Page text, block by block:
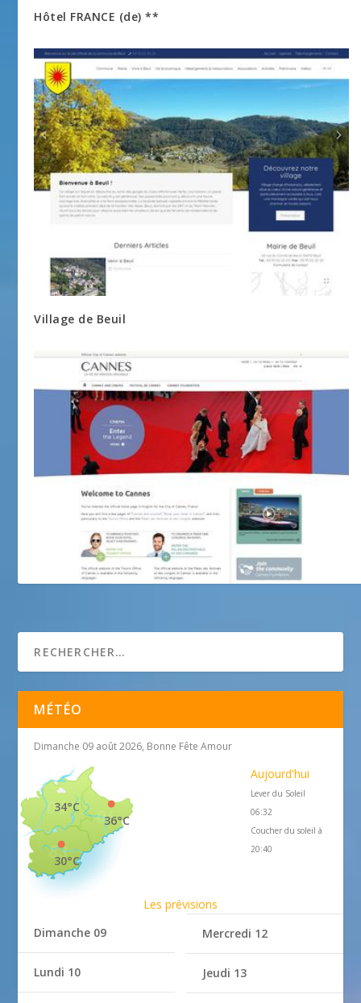
Hôtel FRANCE (de) **
Village de Beuil
MÉTÉO
Dimanche 09 août 2026, Bonne Fête Amour
36°C
34°C
30°C
Aujourd'hui
Lever du Soleil
06:32
Coucher du soleil à
20:40
Les prévisions
Dimanche 09
Lundi 10
Mercredi 12
Jeudi 13